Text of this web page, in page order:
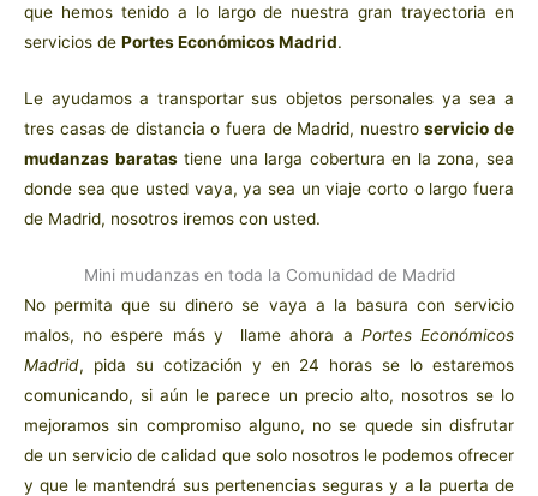
que hemos tenido a lo largo de nuestra gran trayectoria en
servicios de Portes Económicos Madrid.
Le ayudamos a transportar sus objetos personales ya sea a
tres casas de distancia o fuera de Madrid, nuestroservicio de
mudanzas baratastiene una larga cobertura en la zona, sea
donde sea que usted vaya, ya sea un viaje corto o largo fuera
de Madrid, nosotros iremos con usted.
Mini mudanzas en toda la Comunidad de Madrid
No permita que su dinero se vaya a la basura con servicio
malos, no espere más y llame ahora a Portes Económicos
Madrid, pida su cotización y en 24 horas se lo estaremos
comunicando, si aún le parece un precio alto, nosotros se lo
mejoramos sin compromiso alguno, no se quede sin disfrutar
de un servicio de calidad que solo nosotros le podemos ofrecer
y que le mantendrá sus pertenencias seguras y a la puerta de